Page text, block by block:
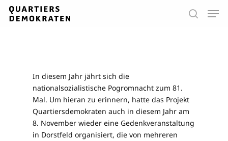
Skip
In diesem Jahr jährt sich die
nationalsozialistische Pogromnacht zum 81.
Mal. Um hieran zu erinnern, hatte das Projekt
Quartiersdemokraten auch in diesem Jahr am
8. November wieder eine Gedenkveranstaltung
in Dorstfeld organisiert, die von mehreren